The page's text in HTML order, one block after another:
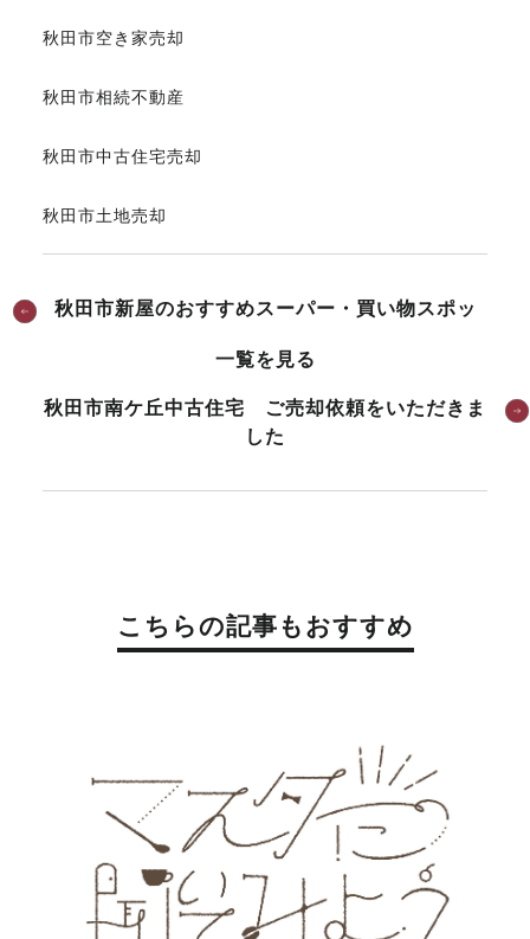
秋田市空き家売却
秋田市相続不動産
秋田市中古住宅売却
秋田市土地売却
秋田市新屋のおすすめスーパー・買い物スポッ
一覧を見る
秋田市南ケ丘中古住宅 ご売却依頼をいただきま
した
こちらの記事もおすすめ